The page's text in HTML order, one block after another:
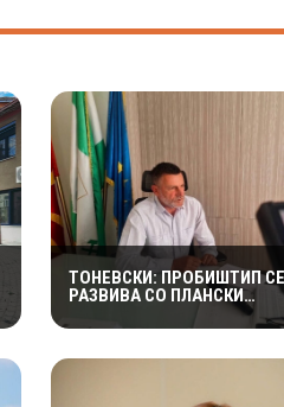
ТОНЕВСКИ: ПРОБИШТИП СЕ
РАЗВИВА СО ПЛАНСКИ
ИНВЕСТИЦИИ И
ПРОЕКТИ